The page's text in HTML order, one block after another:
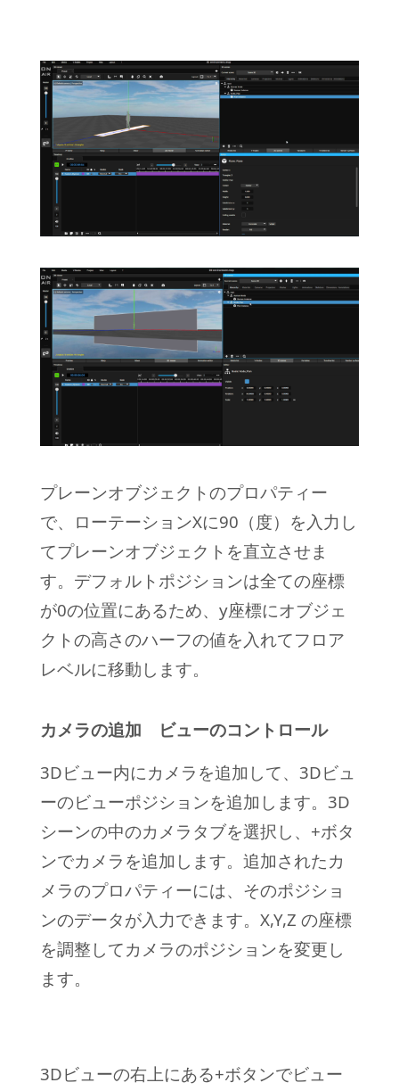
プレーンオブジェクトのプロパティー
で、ローテーションXに90（度）を入力し
てプレーンオブジェクトを直立させま
す。デフォルトポジションは全ての座標
が0の位置にあるため、y座標にオブジェ
クトの高さのハーフの値を入れてフロア
レベルに移動します。
カメラの追加 ビューのコントロール
3Dビュー内にカメラを追加して、3Dビュ
ーのビューポジションを追加します。3D
シーンの中のカメラタブを選択し、+ボタ
ンでカメラを追加します。追加されたカ
メラのプロパティーには、そのポジショ
ンのデータが入力できます。X,Y,Z の座標
を調整してカメラのポジションを変更し
ます。
3Dビューの右上にある+ボタンでビュー